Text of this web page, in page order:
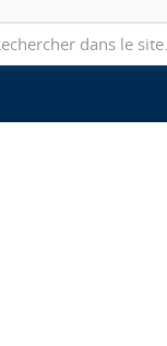
Suivez les